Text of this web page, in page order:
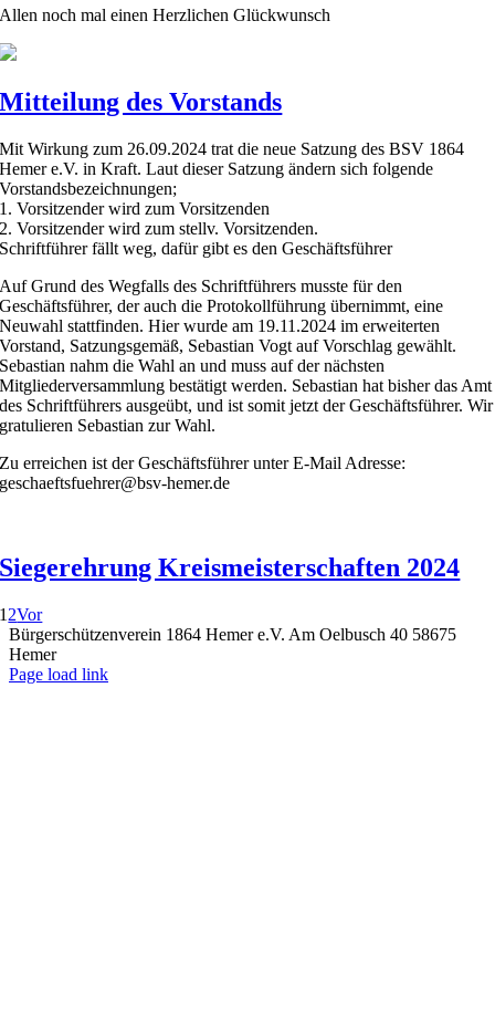
Allen noch mal einen Herzlichen Glückwunsch
Mitteilung des Vorstands
Mit Wirkung zum 26.09.2024 trat die neue Satzung des BSV 1864
Hemer e.V. in Kraft. Laut dieser Satzung ändern sich folgende
Vorstandsbezeichnungen;
1. Vorsitzender wird zum Vorsitzenden
2. Vorsitzender wird zum stellv. Vorsitzenden.
Schriftführer fällt weg, dafür gibt es den Geschäftsführer
Auf Grund des Wegfalls des Schriftführers musste für den
Geschäftsführer, der auch die Protokollführung übernimmt, eine
Neuwahl stattfinden. Hier wurde am 19.11.2024 im erweiterten
Vorstand, Satzungsgemäß, Sebastian Vogt auf Vorschlag gewählt.
Sebastian nahm die Wahl an und muss auf der nächsten
Mitgliederversammlung bestätigt werden. Sebastian hat bisher das Amt
des Schriftführers ausgeübt, und ist somit jetzt der Geschäftsführer. Wir
gratulieren Sebastian zur Wahl.
Zu erreichen ist der Geschäftsführer unter E-Mail Adresse:
geschaeftsfuehrer@bsv-hemer.de
Siegerehrung Kreismeisterschaften 2024
1 2Vor
Bürgerschützenverein 1864 Hemer e.V. Am Oelbusch 40 58675
Hemer
Page load link